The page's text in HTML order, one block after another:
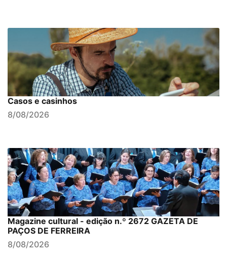
Casos e casinhos
8/08/2026
Magazine cultural - edição n.º 2672 GAZETA DE
PAÇOS DE FERREIRA
8/08/2026